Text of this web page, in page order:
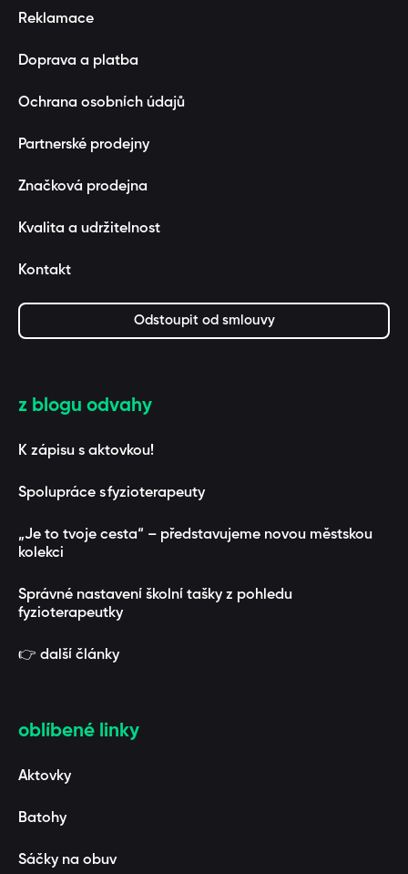
Reklamace
Doprava a platba
Ochrana osobních údajů
Partnerské prodejny
Značková prodejna
Kvalita a udržitelnost
Kontakt
Odstoupit od smlouvy
z blogu odvahy
K zápisu s aktovkou!
Spolupráce s fyzioterapeuty
„Je to tvoje cesta“ – představujeme novou městskou
kolekci
Správné nastavení školní tašky z pohledu
fyzioterapeutky
👉 další články
oblíbené linky
Aktovky
Batohy
Sáčky na obuv